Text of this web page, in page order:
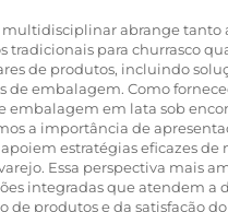
multidisciplinar abrange tanto
tradicionais para churrasco
de produtos, incluindo
de embalagem. Como
embalagem em lata sob
a importância de
estratégias eficazes de
Essa perspectiva mais
integradas que atendem a
de produtos e da satisfação